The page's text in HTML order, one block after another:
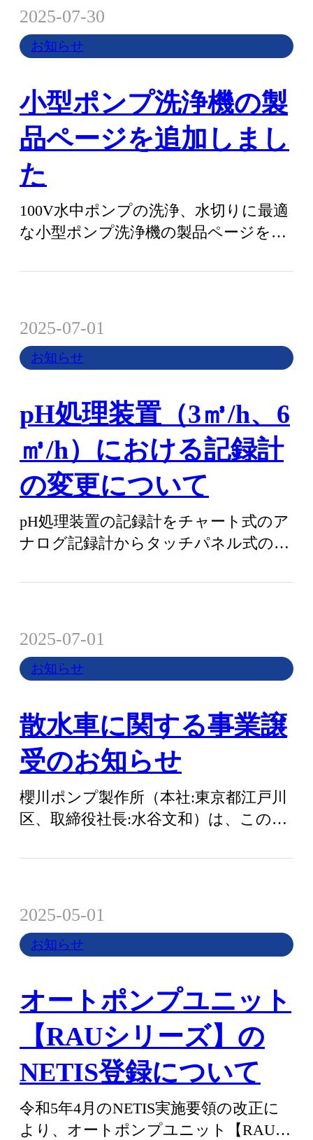
2025-07-30
お知らせ
小型ポンプ洗浄機の製
品ページを追加しまし
た
100V水中ポンプの洗浄、水切りに最適
な小型ポンプ洗浄機の製品ページを追
着し…
2025-07-01
お知らせ
pH処理装置（3㎥/h、6
㎥/h）における記録計
の変更について
pH処理装置の記録計をチャート式のア
ナログ記録計からタッチパネル式のデ
紙が不…
2025-07-01
お知らせ
散水車に関する事業譲
受のお知らせ
櫻川ポンプ製作所（本社:東京都江戸川
区、取締役社長:水谷文和）は、この
紫野…
2025-05-01
お知らせ
オートポンプユニット
【RAUシリーズ】の
NETIS登録について
令和5年4月のNETIS実施要領の改正に
より、オートポンプユニット【RAUシ